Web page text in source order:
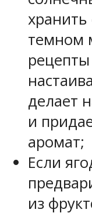
темном
делает
и
аромат;
Если
из